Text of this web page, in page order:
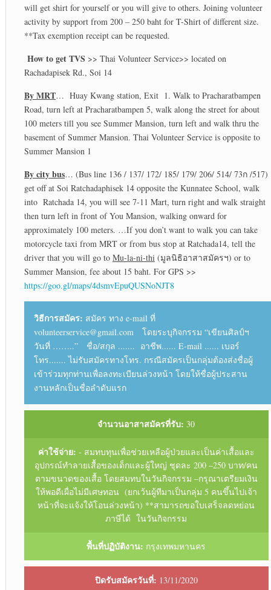
will get shirt for yourself or you will give to others. Joining volunteer
activity by support from 200 – 250 baht for T-Shirt of different size.
**Tax exemption receipt can be requested.
How to get TVS >> Thai Volunteer Service>> located on
Rachadapisek Rd., Soi 14
By MRT… Huay Kwang station, Exit 1. Walk to Pracharatbampen
Road, turn left at Pracharatbampen 5, walk along the street for about
100 meters till you see Summer Mansion, turn left and walk thru the
basement of Summer Mansion. Thai Volunteer Service is opposite to
Summer Mansion 1
By city bus… (Bus line 136 / 137/ 172/ 185/ 179/ 206/ 514/ 73ก /517)
get off at Soi Ratchadaphisek 14 opposite the Kunnatee School, walk
into Ratchada 14, you will see 7-11 Mart, turn right and walk straight
then turn left in front of You Mansion, walking onward for
approximately 100 meters. …If you don’t want to walk you can take
motorcycle taxi from MRT or from bus stop at Ratchada14, tell the
driver that you will go to Mu-la-ni-thi (มูลนิธิอาสาสมัครฯ) or to
Summer Mansion, fee about 15 baht. For GPS >>
https://goo.gl/maps/4dsmvEpuQUSNoNJT8
วิธีการสมัคร: สมัคร ทาง e-mail ที่
volunteerservice@gmail.com โดยระบุกิจกรรม “เขียนศิลป์ฯ
วันที่ ……..” ชื่อ/สกุล ....... อาชีพ...... E-mail ...... เบอร์
โทร....... ไม่รับสมัครทางโทร. กรณีสมัครเป็นกลุ่มต้องส่งชื่อผู้
เข้าร่วมทุกท่านเพื่อลงทะเบียนล่วงหน้า โดยให้ชื่อผู้ประสาน
งานหลักเป็นชื่อลำดับแรก
จำนวนอาสาสมัครที่รับ: 30
ค่าใช้จ่าย: - สมทบทุนเพื่อช่วยเหลือผู้ป่วยและเป็นค่าเสื้อและ
อุปกรณ์ทำลายเสื้อของเด็กและผู้ใหญ่ ชุดละ 200 –250 บาท/คน
ตามขนาดของเสื้อ โดยสมทบในวันกิจกรรม –กรุณาเตรียมเงิน
ให้พอดีเผื่อไม่มีเศษทอน (ยกเว้นผู้ทีมาเป็นกลุ่ม 5 คนขึ้นไปเจ้า
หน้าที่จะแจ้งให้โอนล่วงหน้า) **สามารถขอใบเสร็จลดหย่อน
ภาษีได้ ในวันกิจกรรม
พื้นที่ปฏิบัติงาน: กรุงเทพมหานคร
ปิดรับสมัครวันที่: 13/11/2020